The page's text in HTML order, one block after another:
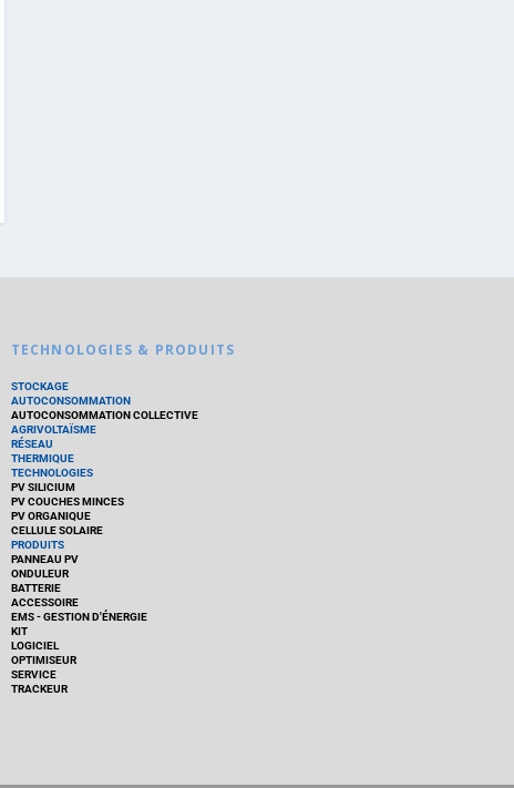
TECHNOLOGIES & PRODUITS
STOCKAGE
AUTOCONSOMMATION
AUTOCONSOMMATION COLLECTIVE
AGRIVOLTAÏSME
RÉSEAU
THERMIQUE
TECHNOLOGIES
PV SILICIUM
PV COUCHES MINCES
PV ORGANIQUE
CELLULE SOLAIRE
PRODUITS
PANNEAU PV
ONDULEUR
BATTERIE
ACCESSOIRE
EMS - GESTION D'ÉNERGIE
KIT
LOGICIEL
OPTIMISEUR
SERVICE
TRACKEUR